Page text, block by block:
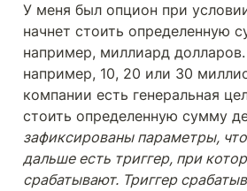
У меня был опцион при
начнет стоить определенную
например, миллиард
например, 10, 20 или 30
компании есть генеральная
стоить определенную сумму
зафиксированы параметры, что
дальше есть триггер, при
срабатывают. Триггер